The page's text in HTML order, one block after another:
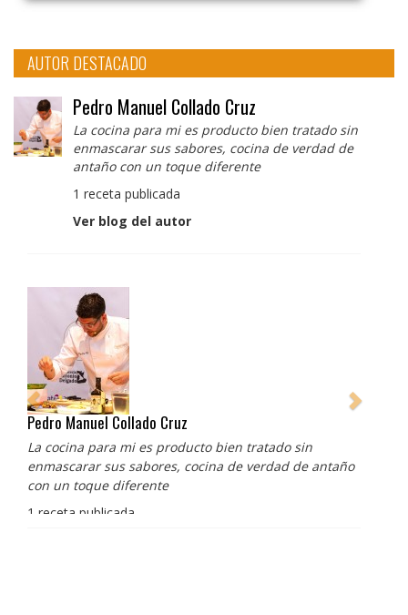
AUTOR DESTACADO
Pedro Manuel Collado Cruz
La cocina para mi es producto bien tratado sin
enmascarar sus sabores, cocina de verdad de
antaño con un toque diferente
1 receta publicada
Ver blog del autor
Pedro Manuel Collado Cruz
La cocina para mi es producto bien tratado sin
enmascarar sus sabores, cocina de verdad de antaño
con un toque diferente
1 receta publicada